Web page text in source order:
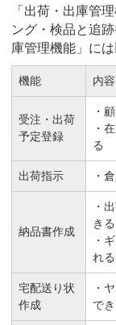
「出荷・出庫管
ング・検品と追
庫管理機能」に
機能 内容
受注・出荷
予定登録
・
・
る
出荷指示 ・
納品書作成
・
きる
・
れる
宅配送り状
作成
・
で